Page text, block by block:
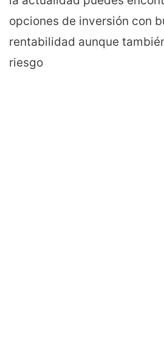
opciones de inversión con
rentabilidad aunque
riesgo